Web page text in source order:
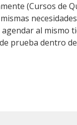
(Cursos de
al mismo
prueba dentro